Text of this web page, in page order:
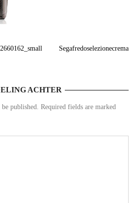
Segafredoselezionecrema
ACHTER
published. Required fields are marked